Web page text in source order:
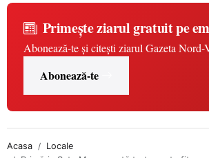
Primește ziarul gratuit pe
Abonează-te și citești ziarul Gazeta
Abonează-te
Acasa
Locale